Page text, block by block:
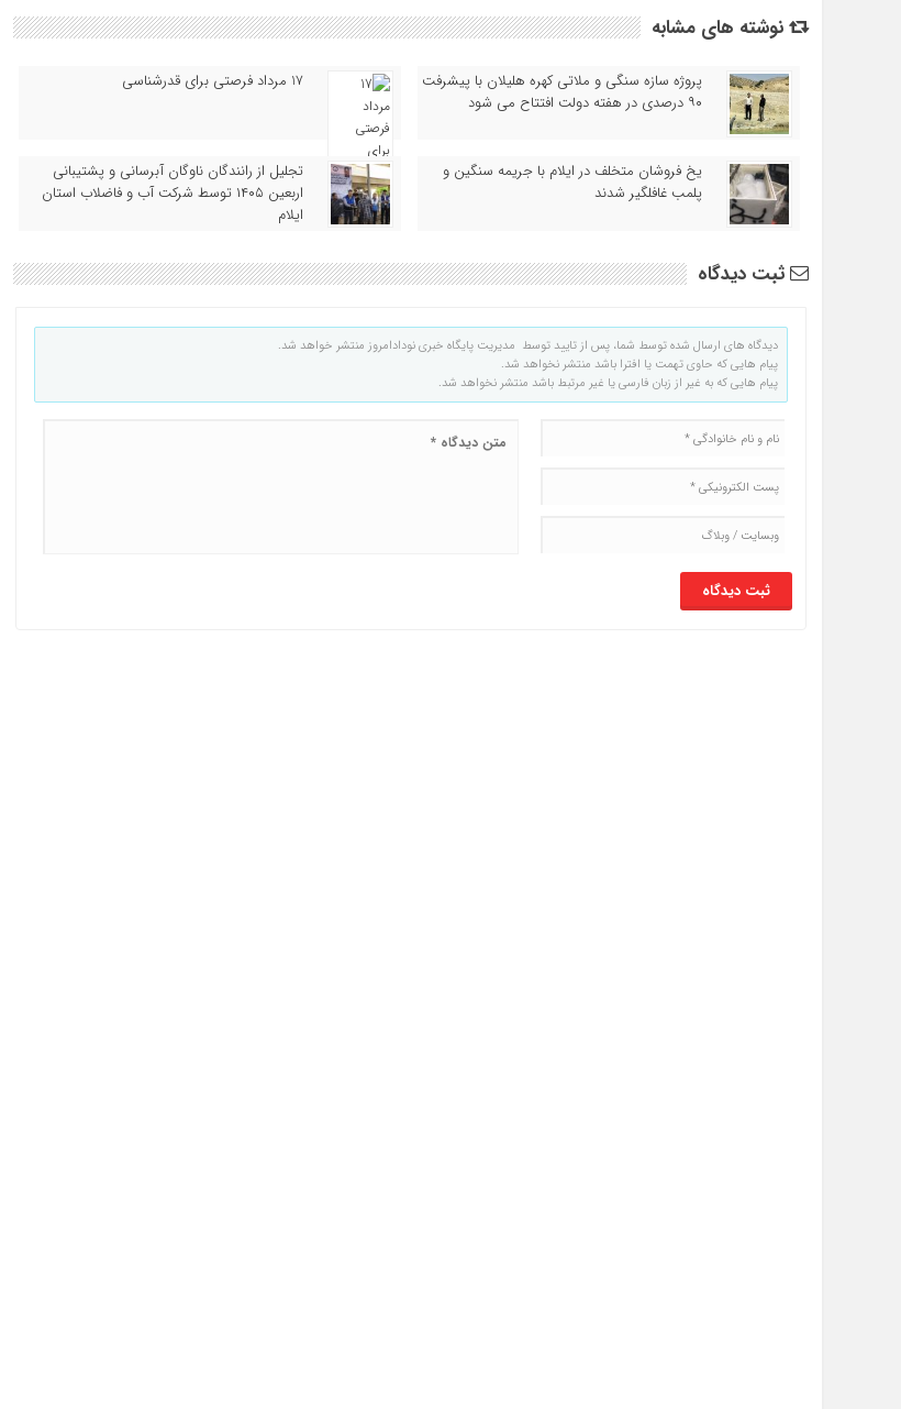
نوشته های مشابه
پروژه سازه سنگی و ملاتی کهره هلیلان با پیشرفت
۹۰ درصدی در هفته دولت افتتاح می شود
17 مرداد فرصتی برای قدرشناسی
یخ‌ فروشان متخلف در ایلام با جریمه سنگین و
پلمب غافلگیر شدند
تجلیل از رانندگان ناوگان آبرسانی و پشتیبانی
اربعین ۱۴۰۵ توسط شرکت آب و فاضلاب استان
ایلام
ثبت دیدگاه
دیدگاه های ارسال شده توسط شما، پس از تایید توسط مدیریت پایگاه خبری نودادامروز منتشر خواهد شد.
پیام هایی که حاوی تهمت یا افترا باشد منتشر نخواهد شد.
پیام هایی که به غیر از زبان فارسی یا غیر مرتبط باشد منتشر نخواهد شد.